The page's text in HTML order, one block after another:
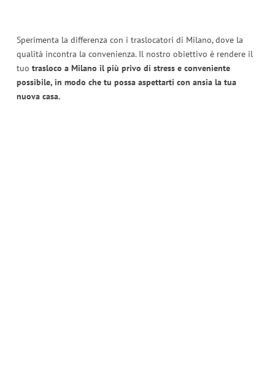
Sperimenta la differenza con i traslocatori di Milano, dove la
qualità incontra la convenienza. Il nostro obiettivo è rendere il
tuo trasloco a Milano il più privo di stress e conveniente
possibile, in modo che tu possa aspettarti con ansia la tua
nuova casa.